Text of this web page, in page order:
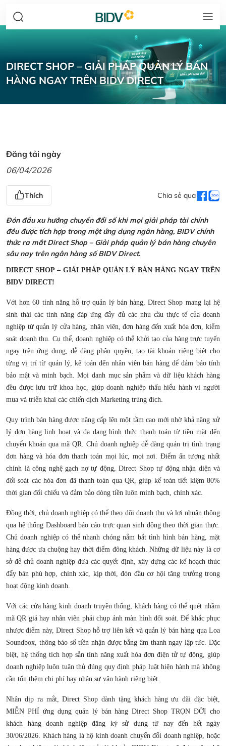
DIRECT SHOP – GIẢI PHÁP QUẢN LÝ BÁN
HÀNG NGAY TRÊN BIDV DIRECT
Đăng tải ngày
06/04/2026
Thích Chia sẻ qua
Đón đầu xu hướng chuyển đổi số khi mọi giải pháp tài chính
đều được tích hợp trong một ứng dụng ngân hàng, BIDV chính
thức ra mắt Direct Shop – Giải pháp quản lý bán hàng chuyên
sâu nay trên ngân hàng số BIDV Direct.
DIRECT SHOP – GIẢI PHÁP QUẢN LÝ BÁN HÀNG NGAY TRÊN
BIDV DIRECT!
Với hơn 60 tính năng hỗ trợ quản lý bán hàng, Direct Shop mang lại hệ
sinh thái các tính năng đáp ứng đẩy đủ các nhu cầu thực tế của doanh
nghiệp từ quản lý cửa hàng, nhân viên, đơn hàng đến xuất hóa đơn, kiểm
soát doanh thu. Cụ thể, doanh nghiệp có thể khởi tạo của hàng trực tuyến
ngay trên ứng dụng, dễ dàng phân quyền, tạo tài khoản riêng biệt cho
từng vị trí từ quản lý, kế toán đến nhân viên bán hàng để đảm bảo tính
bảo mật và minh bạch. Mọi danh mục sản phẩm và dữ liệu khách hàng
đều được lưu trữ khoa học, giúp doanh nghiệp thấu hiểu hành vi người
mua và triển khai các chiến dịch Marketing trúng đích.
Quy trình bán hàng được nâng cấp lên một tầm cao mới nhờ khả năng xử
lý đơn hàng linh hoạt và đa dạng hình thức thanh toán từ tiền mặt đến
chuyển khoản qua mã QR. Chủ doanh nghiệp dễ dàng quản trị tình trạng
đơn hàng và hóa đơn thanh toán mọi lúc, mọi nơi. Điểm ấn tượng nhất
chính là công nghệ gạch nợ tự động, Direct Shop tự động nhận diện và
đối soát các hóa đơn đã thanh toán qua QR, giúp kế toán tiết kiệm 80%
thời gian đối chiếu và đảm bảo dòng tiền luôn minh bạch, chính xác.
Đồng thời, chủ doanh nghiệp có thể theo dõi doanh thu và lợi nhuận thông
qua hệ thống Dashboard báo cáo trực quan sinh động theo thời gian thực.
Chủ doanh nghiệp có thể nhanh chóng nắm bắt tình hình bán hàng, mặt
hàng được ưa chuộng hay thời điểm đông khách. Những dữ liệu này là cơ
sở để chủ doanh nghiệp đưa các quyết định, xây dựng các kế hoạch thúc
đẩy bán phù hợp, chính xác, kịp thời, đón đầu cơ hội tăng trưởng trong
hoạt động kinh doanh.
Với các cửa hàng kinh doanh truyền thống, khách hàng có thể quét nhầm
mã QR giả hay nhân viên phải chụp ảnh màn hình đối soát. Để khắc phục
nhược điểm này, Direct Shop hỗ trợ liên kết và quản lý bán hàng qua Loa
Soundbox, thông báo số tiền nhận được bằng âm thanh ngay lập tức. Đặc
biệt, hệ thống tích hợp sẵn tính năng xuất hóa đơn điện tử tự động, giúp
doanh nghiệp luôn tuân thủ đúng quy định pháp luật hiện hành mà không
cần tốn thêm chi phí hay nhân sự vận hành riêng biệt.
Nhân dịp ra mắt, Direct Shop dành tặng khách hàng ưu đãi đặc biệt,
MIỄN PHÍ ứng dụng quản lý bán hàng Direct Shop TRỌN ĐỜI cho
khách hàng doanh nghiệp đăng ký sử dụng từ nay đến hết ngày
30/06/2026. Khách hàng là hộ kinh doanh chuyển đổi doanh nghiệp, hoặc